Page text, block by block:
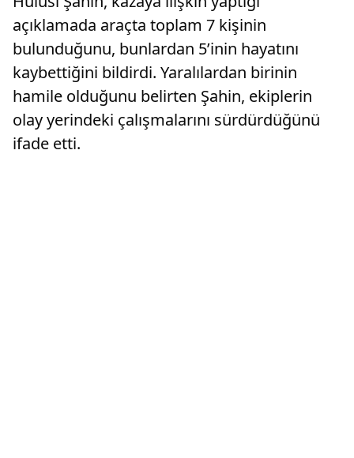
açıklamada araçta toplam 7 kişinin
bulunduğunu, bunlardan 5’inin hayatını
kaybettiğini bildirdi. Yaralılardan birinin
hamile olduğunu belirten Şahin, ekiplerin
olay yerindeki çalışmalarını sürdürdüğünü
ifade etti.